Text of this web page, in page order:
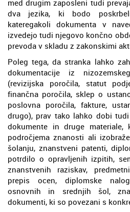
med drugim zaposleni tudi
dva jezika, ki bodo
kateregakoli dokumenta v
izvedejo tudi njegovo končno
prevoda v skladu z zakonskimi
Poleg tega, da stranka lahko
dokumentacije iz
(revizijska poročila, statut
finančna poročila, sklep o
poslovna poročila, fakture,
drugo), prav tako lahko dobi
dokumente in druge
področjema znanosti ali
šolanju, znanstveni patenti,
potrdilo o opravljenih izpitih,
znanstvenih raziskav,
prepis ocen, diplomske
osnovnih in srednjih šol,
dokumenti, ki so povezani s